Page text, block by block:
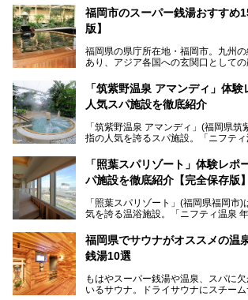
す。
「ふだん着の温泉 鶴は千年」は、吉
住民や温泉ファンに愛され続けてい
帰り入浴し、自慢の温泉を中心に詳
福岡市のスーパー銭湯おすすめ
版】
福岡県の県庁所在地・福岡市。九州
あり、アジア各国への玄関口としての
そんな福岡市は、スーパー銭湯も多
れるリゾート気分満点のスーパー銭湯
いスーパー銭湯を一挙ご紹介します。
「筑紫野温泉 アマンディ」体
人気スパ施設を徹底紹介
「筑紫野温泉 アマンディ」(福岡県
指の人気を誇るスパ施設。「ニフティ
入浴客で賑わっています。
そこで今回は、ニフティ温泉ライター
ーム・併設するレストランを体験し
介します！
「照葉スパリゾート」体験レポ
パ施設を徹底紹介【完全保存版】
「照葉スパリゾート」(福岡県福岡市)
気を誇る温浴施設。「ニフティ温泉
常連客で賑わっています。
そこで今回は、ニフティ温泉ライター
ューズメント・宿泊施設・グルメ・
る全貌と魅力を徹底紹介します！
福岡県でサウナがオススメの温
銭湯10選
もはやスーパー銭湯や温泉、スパに
いるサウナ。ドライサウナにスチー